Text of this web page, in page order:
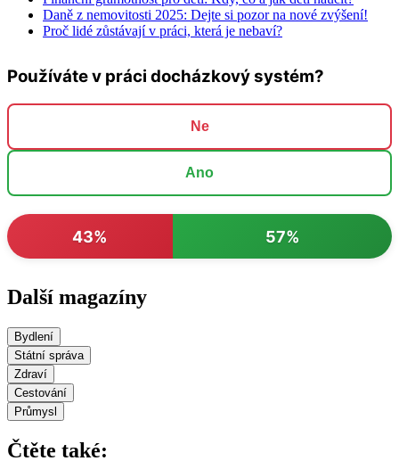
Daně z nemovitosti 2025: Dejte si pozor na nové zvýšení!
Proč lidé zůstávají v práci, která je nebaví?
Používáte v práci docházkový systém?
Ne
Ano
43% 57%
Další magazíny
Bydlení
Státní správa
Zdraví
Cestování
Průmysl
Čtěte také: